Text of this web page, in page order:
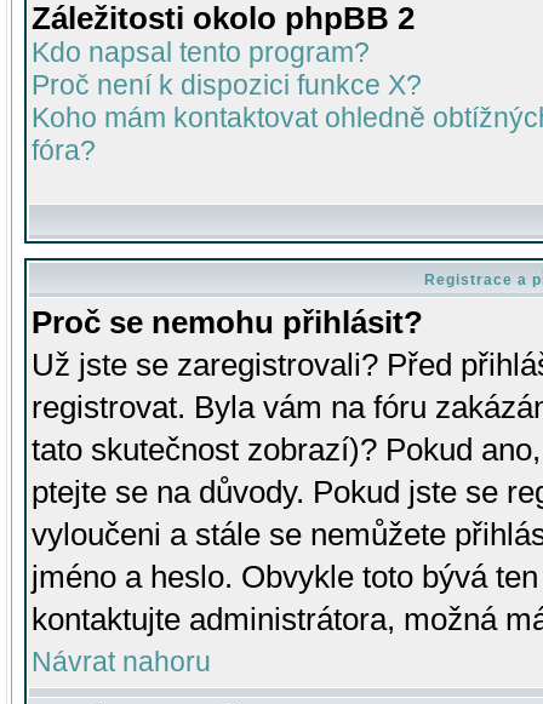
Záležitosti okolo phpBB 2
Kdo napsal tento program?
Proč není k dispozici funkce X?
Koho mám kontaktovat ohledně
fóra?
Registrace a
Proč se nemohu přihlásit?
Už jste se zaregistrovali? Před
registrovat. Byla vám na fóru
tato skutečnost zobrazí)? Pokud
ptejte se na důvody. Pokud jste se
vyloučeni a stále se nemůžete
jméno a heslo. Obvykle toto bývá
kontaktujte administrátora, možná
Návrat nahoru